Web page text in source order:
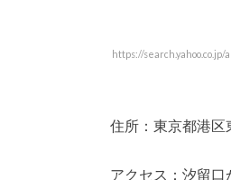
https://search.yahoo.co.jp/
住所：東京都港区
アクセス：汐留